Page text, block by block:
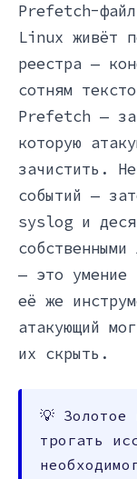
Prefetch-
Linux живёт
реестра —
сотням
Prefetch —
которую
зачистить.
событий —
syslog и
— это умение
её же
атакующий
их скрыть.
💡
трогать